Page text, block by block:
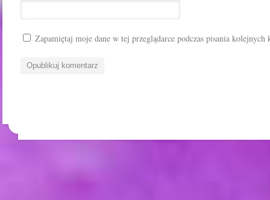
Zapamiętaj moje dane w tej przeglądarce podczas pisania kolejnych